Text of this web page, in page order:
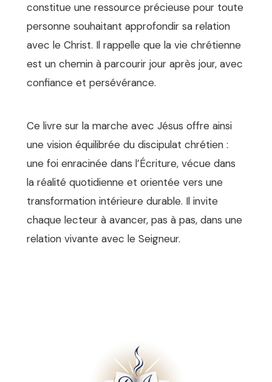
constitue une ressource précieuse pour toute
personne souhaitant approfondir sa relation
avec le Christ. Il rappelle que la vie chrétienne
est un chemin à parcourir jour après jour, avec
confiance et persévérance.
Ce livre sur la marche avec Jésus offre ainsi
une vision équilibrée du discipulat chrétien :
une foi enracinée dans l’Écriture, vécue dans
la réalité quotidienne et orientée vers une
transformation intérieure durable. Il invite
chaque lecteur à avancer, pas à pas, dans une
relation vivante avec le Seigneur.